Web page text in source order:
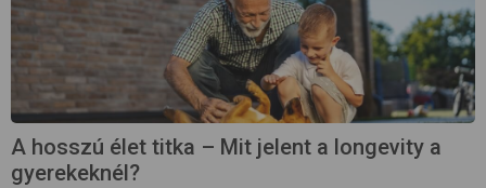
A hosszú élet titka – Mit jelent a longevity a
gyerekeknél?